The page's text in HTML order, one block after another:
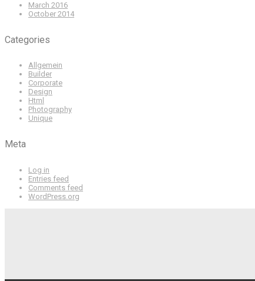
March 2016
October 2014
Categories
Allgemein
Builder
Corporate
Design
Html
Photography
Unique
Meta
Log in
Entries feed
Comments feed
WordPress.org